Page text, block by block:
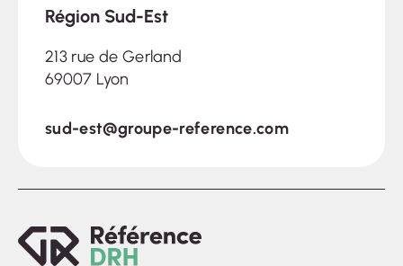
Région Sud-Est
213 rue de Gerland
69007 Lyon
sud-est@groupe-reference.com